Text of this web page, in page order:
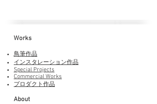
Works​
鳥筆作品
インスタレーション作品
Special Projects
Commercial Works
プロダクト作品
About